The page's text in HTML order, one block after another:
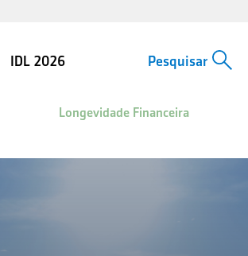
IDL 2026
Longevidade Financeira